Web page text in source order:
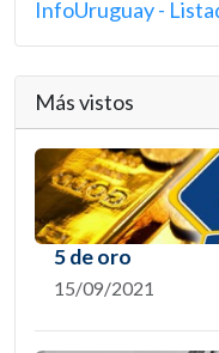
InfoUruguay -
Más vistos
5 de oro
15/09/2021